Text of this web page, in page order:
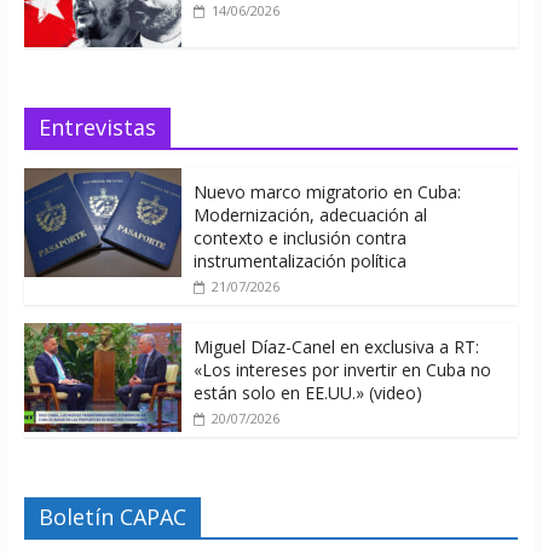
14/06/2026
Entrevistas
Nuevo marco migratorio en Cuba:
Modernización, adecuación al
contexto e inclusión contra
instrumentalización política
21/07/2026
Miguel Díaz-Canel en exclusiva a RT:
«Los intereses por invertir en Cuba no
están solo en EE.UU.» (video)
20/07/2026
Boletín CAPAC